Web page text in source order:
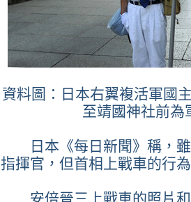
資料圖：日本右翼複活軍國
至靖國神社前為
日本《每日新聞》稱，雖
指揮官，但首相上戰車的行
安倍晉三上戰車的照片和